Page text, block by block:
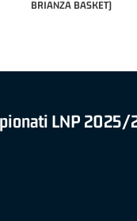
BRIANZA BASKET)
LNP 2025/